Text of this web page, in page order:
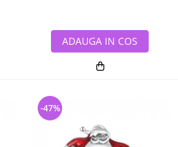
ADAUGA IN COS
-47%